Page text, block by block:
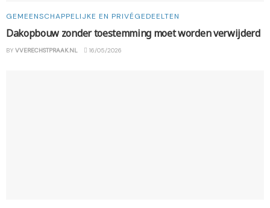
GEMEENSCHAPPELIJKE EN PRIVÉGEDEELTEN
Dakopbouw zonder toestemming moet worden verwijderd
BY VVERECHSTPRAAK.NL 16/05/2026